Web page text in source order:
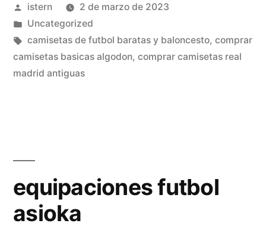
Publicado
por
istern
2 de marzo de 2023
Publicado
en
Uncategorized
Etiquetas:
camisetas de futbol baratas y baloncesto, comprar
camisetas basicas algodon, comprar camisetas real
madrid antiguas
equipaciones futbol
asioka